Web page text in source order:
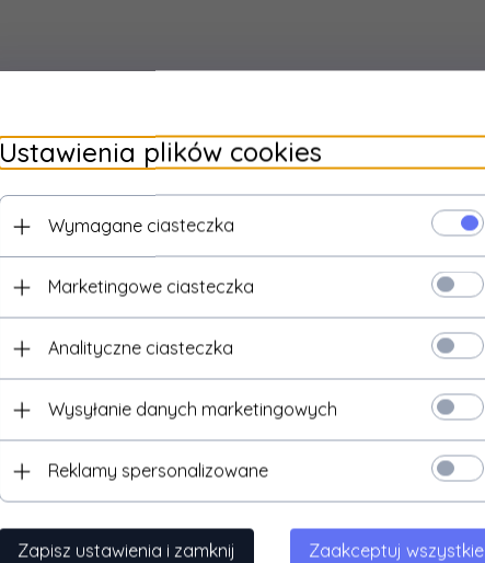
Ustawienia plików cookies
Wymagane ciasteczka
Marketingowe ciasteczka
Analityczne ciasteczka
Wysyłanie danych marketingowych
Reklamy spersonalizowane
Zapisz ustawienia i zamknij Zaakceptuj wszystkie